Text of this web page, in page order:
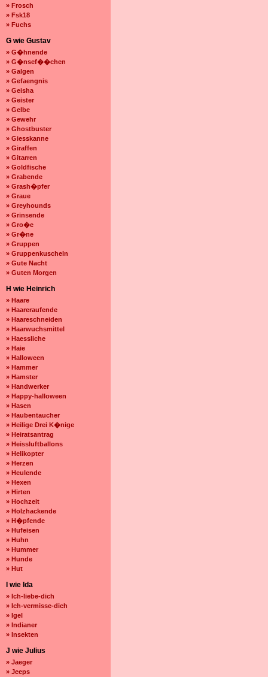
» Frosch
» Fsk18
» Fuchs
G wie Gustav
» G�hnende
» G�nsef��chen
» Galgen
» Gefaengnis
» Geisha
» Geister
» Gelbe
» Gewehr
» Ghostbuster
» Giesskanne
» Giraffen
» Gitarren
» Goldfische
» Grabende
» Grash�pfer
» Graue
» Greyhounds
» Grinsende
» Gro�e
» Gr�ne
» Gruppen
» Gruppenkuscheln
» Gute Nacht
» Guten Morgen
H wie Heinrich
» Haare
» Haareraufende
» Haareschneiden
» Haarwuchsmittel
» Haessliche
» Haie
» Halloween
» Hammer
» Hamster
» Handwerker
» Happy-halloween
» Hasen
» Haubentaucher
» Heilige Drei K�nige
» Heiratsantrag
» Heissluftballons
» Helikopter
» Herzen
» Heulende
» Hexen
» Hirten
» Hochzeit
» Holzhackende
» H�pfende
» Hufeisen
» Huhn
» Hummer
» Hunde
» Hut
I wie Ida
» Ich-liebe-dich
» Ich-vermisse-dich
» Igel
» Indianer
» Insekten
J wie Julius
» Jaeger
» Jeeps